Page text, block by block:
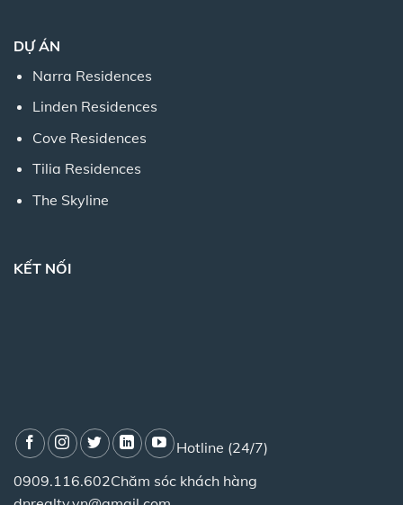
DỰ ÁN
Narra Residences
Linden Residences
Cove Residences
Tilia Residences
The Skyline
KẾT NỐI
Hotline (24/7)
0909.116.602Chăm sóc khách hàng